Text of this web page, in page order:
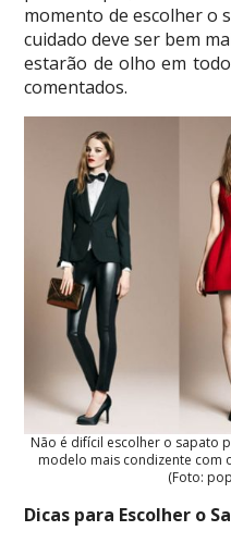
momento de escolher o
cuidado deve ser bem
estarão de olho em
comentados.
Não é difícil escolher o sapato
modelo mais condizente com
(Foto:
Dicas para Escolher o